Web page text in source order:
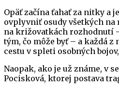
Opäť začína ťahať za nitky a
ovplyvniť osudy všetkých na
na križovatkách rozhodnutí
tým, čo môže byť – a každá
cestu v spleti osobných
Naopak, ako je už známe, v
Pocisková, ktorej postava